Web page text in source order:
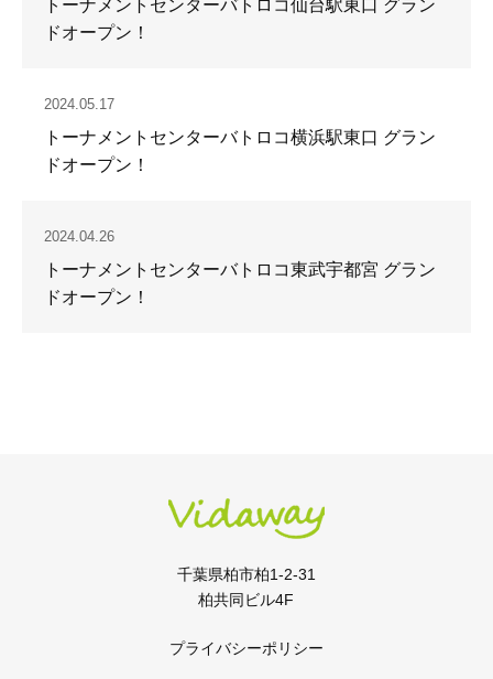
トーナメントセンターバトロコ仙台駅東口 グラン
ドオープン！
2024.05.17
トーナメントセンターバトロコ横浜駅東口 グラン
ドオープン！
2024.04.26
トーナメントセンターバトロコ東武宇都宮 グラン
ドオープン！
千葉県柏市柏1-2-31
柏共同ビル4F
プライバシーポリシー